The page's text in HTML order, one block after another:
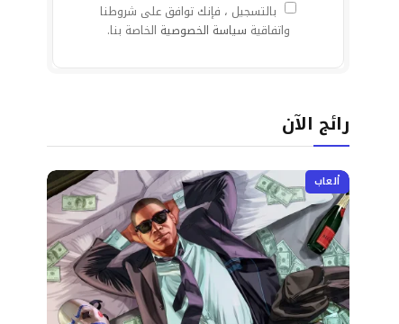
بالتسجيل ، فإنك توافق على شروطنا
واتفاقية سياسة الخصوصية الخاصة بنا.
رائج الآن
ألعاب